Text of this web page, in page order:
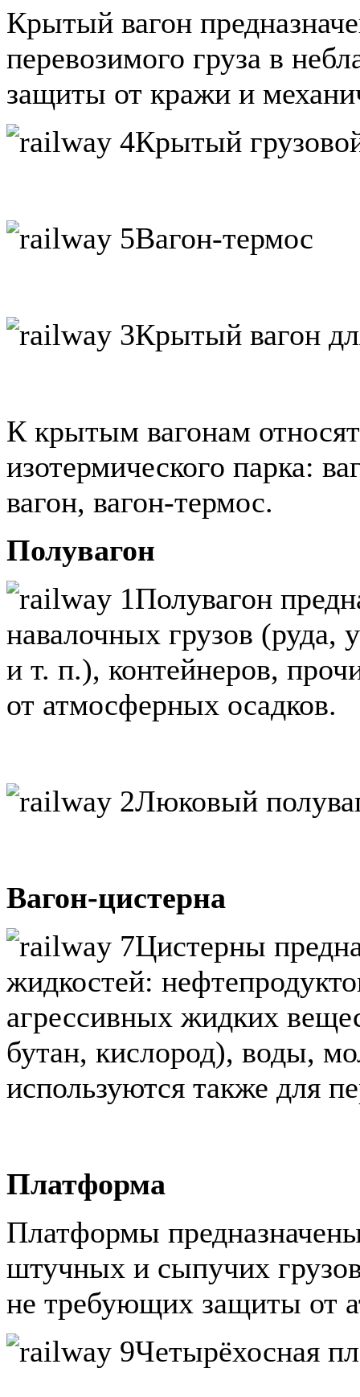
Крытый вагон
перевозимого груза в
защиты от кражи и
Крытый
Вагон-термос
Крытый вагон
К крытым вагонам
изотермического парка:
вагон, вагон-термос.
Полувагон
Полувагон
навалочных грузов
и т. п.), контейнеров,
от атмосферных осадков.
Люковый
Вагон-цистерна
Цистерны
жидкостей:
агрессивных жидких
бутан, кислород), воды,
используются также для
Платформа
Платформы
штучных и сыпучих
не требующих защиты от
Четырёхосная